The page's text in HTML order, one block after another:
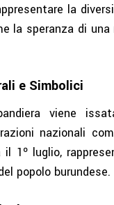
la
la speranza di
e Simbolici
viene
nazionali
il 1º luglio,
popolo burundese.